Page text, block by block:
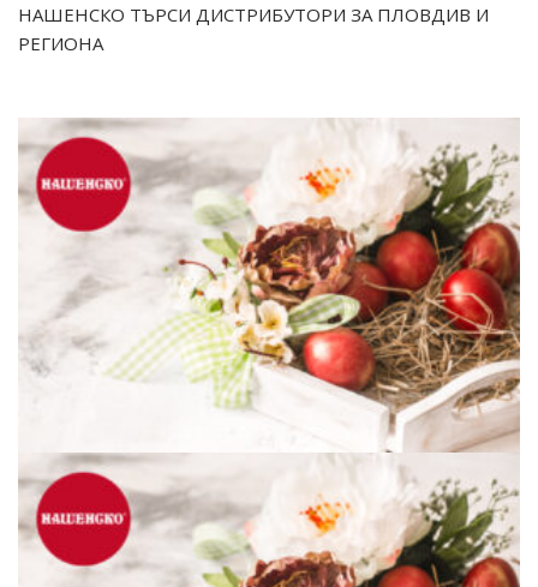
НАШЕНСКО ТЪРСИ ДИСТРИБУТОРИ ЗА ПЛОВДИВ И
РЕГИОНА